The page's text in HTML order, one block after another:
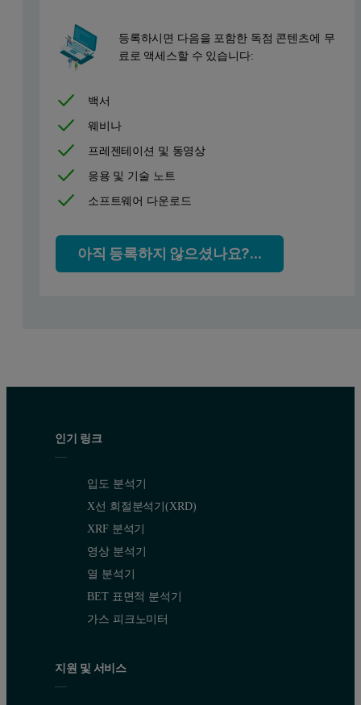
등록하시면 다음을 포함한 독점 콘텐츠에 무
료로 액세스할 수 있습니다:
백서
웨비나
프레젠테이션 및 동영상
응용 및 기술 노트
소프트웨어 다운로드
아직 등록하지 않으셨나요?...
인기 링크
입도 분석기
X선 회절분석기(XRD)
XRF 분석기
영상 분석기
열 분석기
BET 표면적 분석기
가스 피크노미터
지원 및 서비스